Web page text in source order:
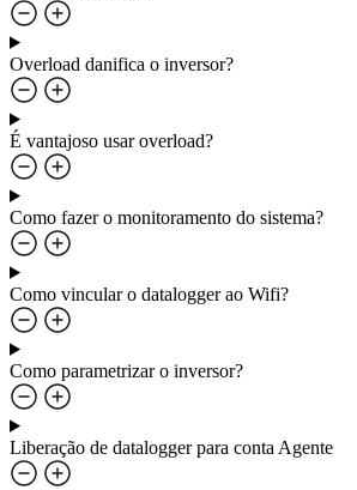
Overload danifica o inversor?
É vantajoso usar overload?
Como fazer o monitoramento do sistema?
Como vincular o datalogger ao Wifi?
Como parametrizar o inversor?
Liberação de datalogger para conta Agente